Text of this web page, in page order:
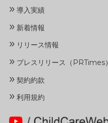
» 導入実績
» 新着情報
» リリース情報
» プレスリリース（PRTimes）
» 契約約款
» 利用規約